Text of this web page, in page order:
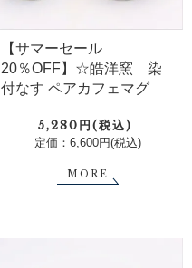
【サマーセール
20％OFF】☆皓洋窯 染
付なす ペアカフェマグ
5,280円(税込)
定価：6,600円(税込)
MORE